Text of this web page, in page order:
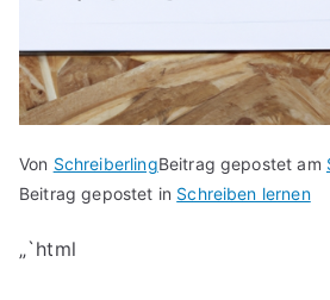
Von SchreiberlingBeitrag gepostet am
Beitrag gepostet in Schreiben lernen
„`html